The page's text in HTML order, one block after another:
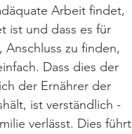
Arbeit findet,
ist und dass es für
Anschluss zu finden,
Dass dies der
der Ernährer der
ist verständlich -
verlässt. Dies führt